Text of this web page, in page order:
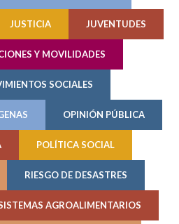
JUSTICIA JUVENTUDES
Y MOVILIDADES
SOCIALES
OPINIÓN PÚBLICA
POLÍTICA SOCIAL
RIESGO DE DESASTRES
AGROALIMENTARIOS